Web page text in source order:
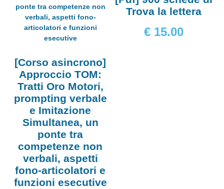
[Corso asincrono]
Approccio TOM:
Tratti Oro Motori,
prompting verbale
e Imitazione
Simultanea, un
ponte tra
competenze non
verbali, aspetti
fono-articolatori e
funzioni esecutive
Trova la lettera
€15.00